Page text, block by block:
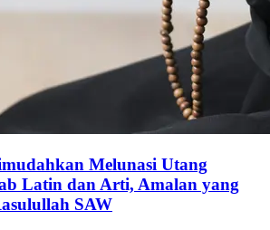
Melunasi Utang
Latin dan Arti, Amalan yang
SAW